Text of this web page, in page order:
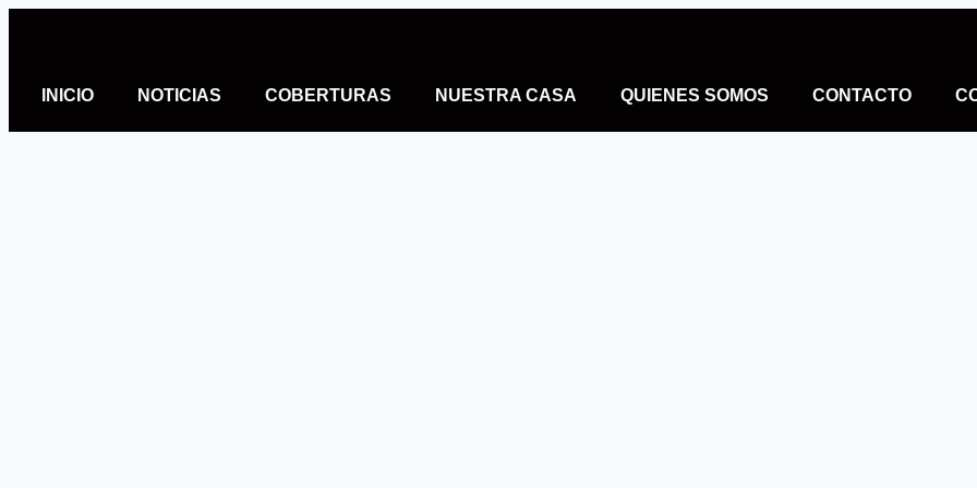
INICIO NOTICIAS COBERTURAS NUESTRA CASA QUIENES SOMOS CONTACTO